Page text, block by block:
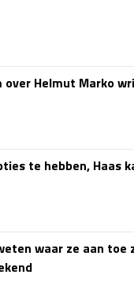
over Helmut Marko
te hebben, Haas
waar ze aan